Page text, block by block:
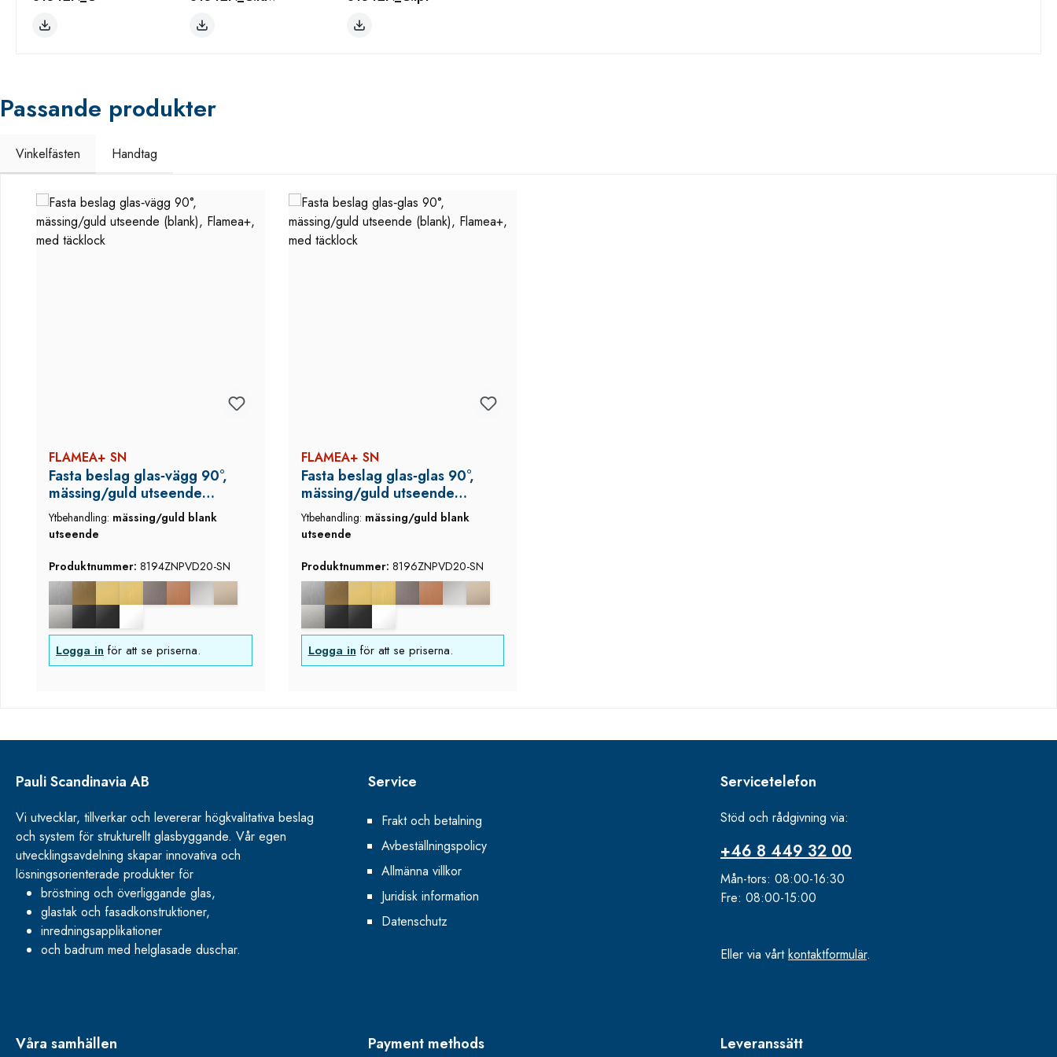
Passande produkter
Vinkelfästen Handtag
Hoppa över produktgalleri
FLAMEA+ SN
Fasta beslag glas‑vägg 90°,
mässing/guld utseende
(blank), Flamea+, med
täcklock
Ytbehandling: mässing/guld blank
utseende
Produktnummer: 8194ZNPVD20-SN
Logga in för att se priserna.
FLAMEA+ SN
Fasta beslag glas‑glas 90°,
mässing/guld utseende
(blank), Flamea+, med
täcklock
Ytbehandling: mässing/guld blank
utseende
Produktnummer: 8196ZNPVD20-SN
Logga in för att se priserna.
Pauli Scandinavia AB
Vi utvecklar, tillverkar och levererar högkvalitativa beslag
och system för strukturellt glasbyggande. Vår egen
utvecklingsavdelning skapar innovativa och
lösningsorienterade produkter för
bröstning och överliggande glas,
glastak och fasadkonstruktioner,
inredningsapplikationer
och badrum med helglasade duschar.
Service
Frakt och betalning
Avbeställningspolicy
Allmänna villkor
Juridisk information
Datenschutz
Servicetelefon
Stöd och rådgivning via:
+46 8 449 32 00
Mån-tors: 08:00-16:30
Fre: 08:00-15:00
Eller via vårtkontaktformulär.
Våra samhällen Payment methods Leveranssätt